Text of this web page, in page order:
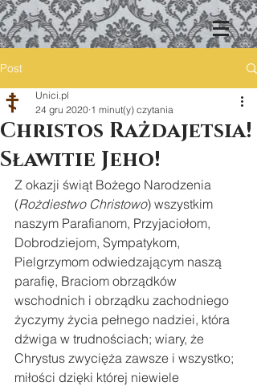
Post
Christos Rażdajetsia!
Sławitie Jeho!
Unici.pl
24 gru 2020 1 minut(y) czytania
Z okazji świąt Bożego Narodzenia
(Rożdiestwo Christowo) wszystkim
naszym Parafianom, Przyjaciołom,
Dobrodziejom, Sympatykom,
Pielgrzymom odwiedzającym naszą
parafię, Braciom obrządków
wschodnich i obrządku zachodniego
życzymy życia pełnego nadziei, która
dźwiga w trudnościach; wiary, że
Chrystus zwycięża zawsze i wszystko;
miłości dzięki której niewiele